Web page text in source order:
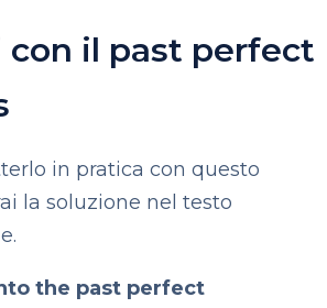
con il past perfect
in pratica con questo
la soluzione nel testo
the past perfect